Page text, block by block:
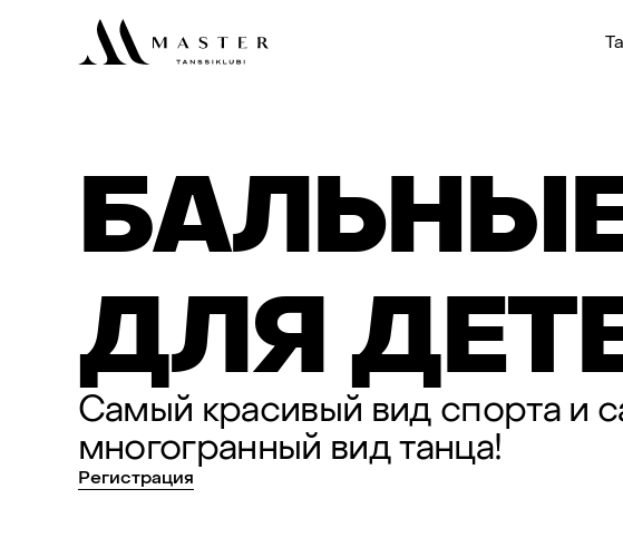
ДЛЯ
Самый красивый вид спорта и
многогранный видтанца!
Регистрация